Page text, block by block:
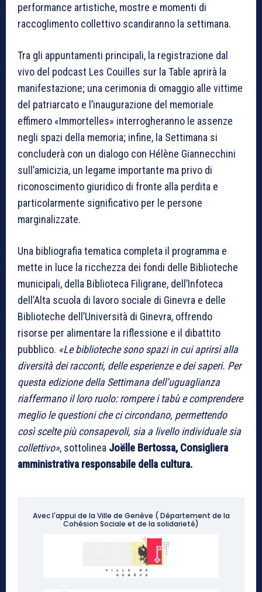
performance artistiche, mostre e momenti di
raccoglimento collettivo scandiranno la settimana.
Tra gli appuntamenti principali, la registrazione dal
vivo del podcast Les Couilles sur la Table aprirà la
manifestazione; una cerimonia di omaggio alle vittime
del patriarcato e l’inaugurazione del memoriale
effimero «Immortelles» interrogheranno le assenze
negli spazi della memoria; infine, la Settimana si
concluderà con un dialogo con Hélène Giannecchini
sull’amicizia, un legame importante ma privo di
riconoscimento giuridico di fronte alla perdita e
particolarmente significativo per le persone
marginalizzate.
Una bibliografia tematica completa il programma e
mette in luce la ricchezza dei fondi delle Biblioteche
municipali, della Biblioteca Filigrane, dell’Infoteca
dell’Alta scuola di lavoro sociale di Ginevra e delle
Biblioteche dell’Università di Ginevra, offrendo
risorse per alimentare la riflessione e il dibattito
pubblico. «Le biblioteche sono spazi in cui aprirsi alla
diversità dei racconti, delle esperienze e dei saperi. Per
questa edizione della Settimana dell’uguaglianza
riaffermano il loro ruolo: rompere i tabù e comprendere
meglio le questioni che ci circondano, permettendo
così scelte più consapevoli, sia a livello individuale sia
collettivo», sottolinea Joëlle Bertossa, Consigliera
amministrativa responsabile della cultura.
Avec l'appui de la Ville de Genève ( Département de la
Cohésion Sociale et de la solidarieté)